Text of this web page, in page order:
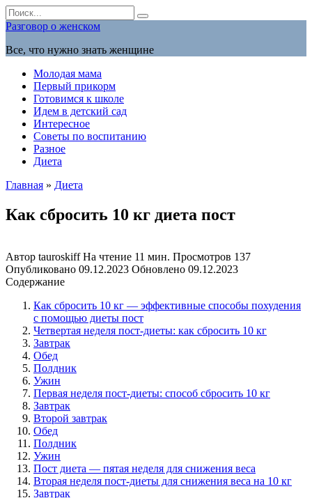
Перейти
к
содержанию
Search
for:
Разговор о женском
Все, что нужно знать женщине
Молодая мама
Первый прикорм
Готовимся к школе
Идем в детский сад
Интересное
Советы по воспитанию
Разное
Диета
Главная » Диета
Как сбросить 10 кг диета пост
Автор tauroskiff На чтение 11 мин. Просмотров 137
Опубликовано 09.12.2023 Обновлено 09.12.2023
Содержание
Как сбросить 10 кг — эффективные способы похудения
с помощью диеты пост
Четвертая неделя пост-диеты: как сбросить 10 кг
Завтрак
Обед
Полдник
Ужин
Первая неделя пост-диеты: способ сбросить 10 кг
Завтрак
Второй завтрак
Обед
Полдник
Ужин
Пост диета — пятая неделя для снижения веса
Вторая неделя пост-диеты для снижения веса на 10 кг
Завтрак